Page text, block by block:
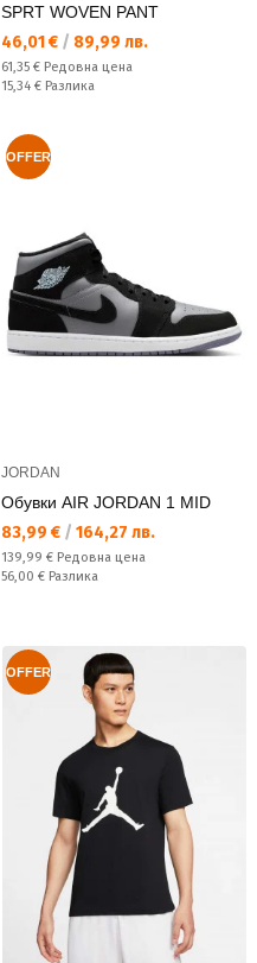
SPRT WOVEN PANT
Текуща цена:
46,01 € / 89,99 лв.
Редовна цена:
61,35 € Редовна цена
Спестявате:
15,34 € Разлика
OFFER
JORDAN
Обувки AIR JORDAN 1 MID
Текуща цена:
83,99 € / 164,27 лв.
Редовна цена:
139,99 € Редовна цена
Спестявате:
56,00 € Разлика
OFFER